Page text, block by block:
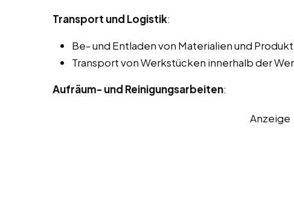
Transport und Logistik:
Be- und Entladen von Materialien und
Transport von Werkstücken innerhalb der
Aufräum- und Reinigungsarbeiten:
Anzeige